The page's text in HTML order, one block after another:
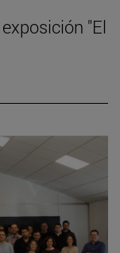
"El